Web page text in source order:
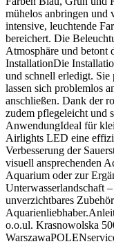
mühelos anbringen und
intensive, leuchtende
bereichert. Die
Atmosphäre und betont
InstallationDie
und schnell erledigt. Sie
lassen sich problemlos
anschließen. Dank der
zudem pflegeleicht und
AnwendungIdeal für
Airlights LED eine
Verbesserung der
visuell ansprechenden
Aquarium oder zur
Unterwasserlandschaft
unverzichtbares
o.o.ul. Krasnowolska